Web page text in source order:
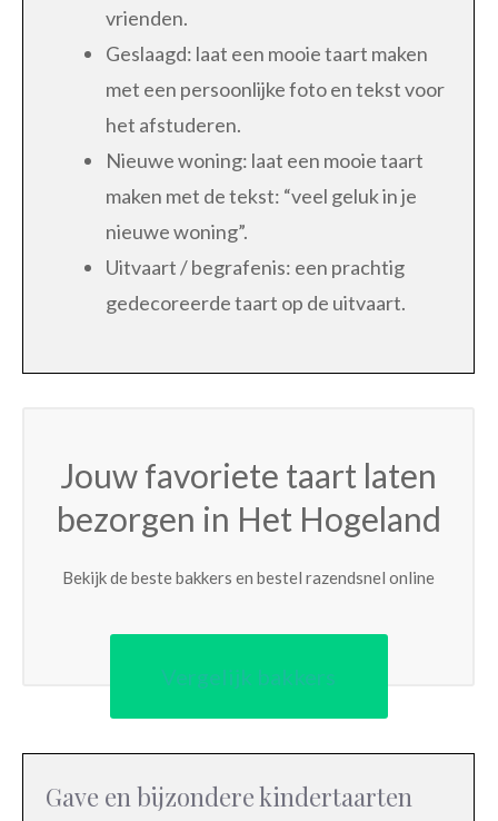
vrienden.
Geslaagd: laat een mooie taart maken
met een persoonlijke foto en tekst voor
het afstuderen.
Nieuwe woning: laat een mooie taart
maken met de tekst: “veel geluk in je
nieuwe woning”.
Uitvaart / begrafenis: een prachtig
gedecoreerde taart op de uitvaart.
Jouw favoriete taart laten
bezorgen in Het Hogeland
Bekijk de beste bakkers en bestel razendsnel online
Vergelijk bakkers
Gave en bijzondere kindertaarten